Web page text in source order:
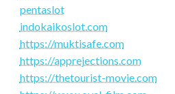
pentaslot
indokaikoslot.com
https://muktisafe.com
https://apprejections.com
https://thetourist-movie.com